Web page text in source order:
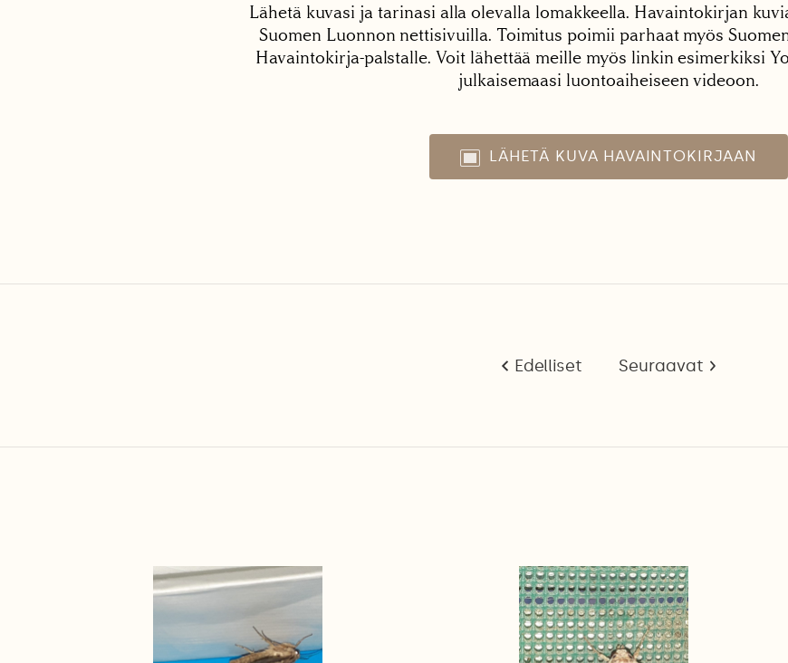
Lähetä kuvasi ja tarinasi alla olevalla lomakkeella. Havaintokirjan
Suomen Luonnon nettisivuilla. Toimitus poimii parhaat myös
Havaintokirja-palstalle. Voit lähettää meille myös linkin esimerkiksi
julkaisemaasi luontoaiheiseen videoon.
LÄHETÄ KUVA HAVAINTOKIRJAAN
Edelliset Seuraavat